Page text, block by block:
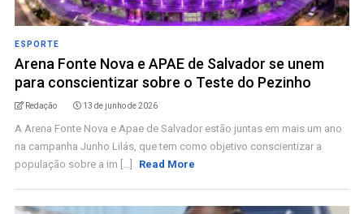
ESPORTE
Arena Fonte Nova e APAE de Salvador se unem
para conscientizar sobre o Teste do Pezinho
Redação 13 de junho de 2026
A Arena Fonte Nova e Apae de Salvador estão juntas em mais um ano
na campanha Junho Lilás, que tem como objetivo conscientizar a
população sobre a im [...]
Read More